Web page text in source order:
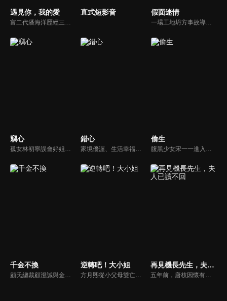
遇見你，我的愛
富二代潘海洋歷經三次失敗婚姻，認為金錢阻礙愛情。唯第一任妻子陸雪怡真心待他。好友伊軒勸他隱藏身份。他在酒吧對芭蕾舞演員韓夢瑤一見鍾情。便化身業務經理與她相戀。熱戀中潘海洋決定娶韓夢瑤，卻在婚前發現韓夢瑤三年前曾是自己公司員工，進而揭開伊軒與韓夢瑤為還債設局圖謀他財產的陰謀...
直式短影音 假面迷情
一場工地坍方事故導致尤尤家破人亡。衝動之下前去尋仇，卻誤傷安國軒之子齊東，被迫遠走他鄉。齊東暗中救她，隱瞞身世守護多年，只為揭開父親的陰謀。五年後，尤尤化名歸來，捲入星耀集團繼承權爭鬥。她與齊東歷經誤解與聯手，終查明父母冤案。真相大白，惡人伏法，兩人攜手走出黑暗，迎來光明未來。
竊心 錯心
家境優渥、生活幸福的富商之女連心若，遭逢鉅變失去一切，伸冤不成反被活埋，幸得裴家二爺裴玉澤所救，決心尋找真相伺機復仇。五年後連心若化名歌手杜幽夢回歸，與裴玉澤攜手層層佈局，開啟一場瑰麗爽快的復仇遊戲。
偷生
千金不換
顧氏總裁顧澄誠與金家千金金燦燦兩家聯姻宴席上，童話突然現身阻止，直言自己才是金家真千金，現場頓時混亂，眾人為了自己的利益各執一詞，無人在意童話這個所謂的真千金。
逆轉吧！大小姐
方月熙從小父母雙亡，和妹妹方雪在奶奶也是曼夏酒店集團的董事長唐瑛的照看下長大。掌管集團後，方月熙的性格越發囂張跋扈，對待包括妹妹方雪在內的一眾股東態度十分惡劣。乖巧懂事的方雪表面上看似對姐姐百般忍耐和理解，其實內心十分嫉妒方月熙，一心想取代方月熙，想要得到她擁有的一切。
再見機長先生，夫人已讀不回
五年前，唐枝因懷有裴延禮的孩子嫁入裴家，卻在這段婚姻裡受盡冷落。裴延禮心中只有初戀梁平霜，對唐枝與兒子小馳不聞不問。更殘酷的是，唐枝早已被確診胃癌晚期，醫生告知她僅剩一年生命，她最大的心願便是陪小馳過好最後一個五歲生日...